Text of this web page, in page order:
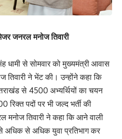
जनरल मनोज तिवारी
धामी से सोमवार को मुख्यमंत्री आवास
तिवारी ने भेंट की। उन्होंने कहा कि
से 4500 अभ्यर्थियों का चयन
रिक्त पदों पर भी जल्द भर्ती की
मनोज तिवारी ने कहा कि आने वाली
से अधिक से अधिक युवा प्रतिभाग कर